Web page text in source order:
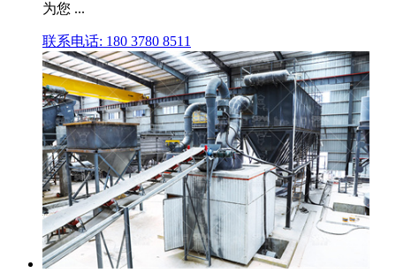
为您 ...
联系电话: 180 3780 8511